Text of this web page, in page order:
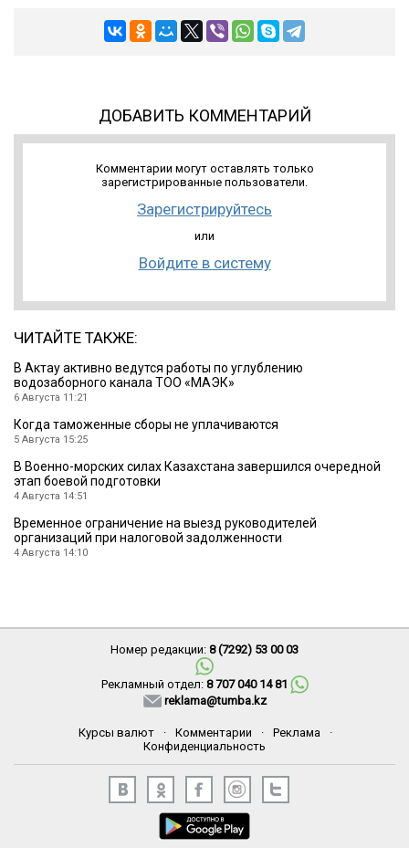
ДОБАВИТЬ КОММЕНТАРИЙ
Комментарии могут оставлять только
зарегистрированные пользователи.
Зарегистрируйтесь
или
Войдите в систему
ЧИТАЙТЕ ТАКЖЕ:
В Актау активно ведутся работы по углублению
водозаборного канала ТОО «МАЭК»
6 Августа 11:21
Когда таможенные сборы не уплачиваются
5 Августа 15:25
В Военно-морских силах Казахстана завершился очередной
этап боевой подготовки
4 Августа 14:51
Временное ограничение на выезд руководителей
организаций при налоговой задолженности
4 Августа 14:10
Номер редакции: 8 (7292) 53 00 03
Рекламный отдел: 8 707 040 14 81
reklama@tumba.kz
Курсы валют · Комментарии · Реклама
·
Конфиденциальность